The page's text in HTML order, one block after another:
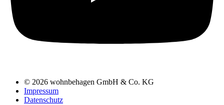
© 2026 wohnbehagen GmbH & Co. KG
Impressum
Datenschutz